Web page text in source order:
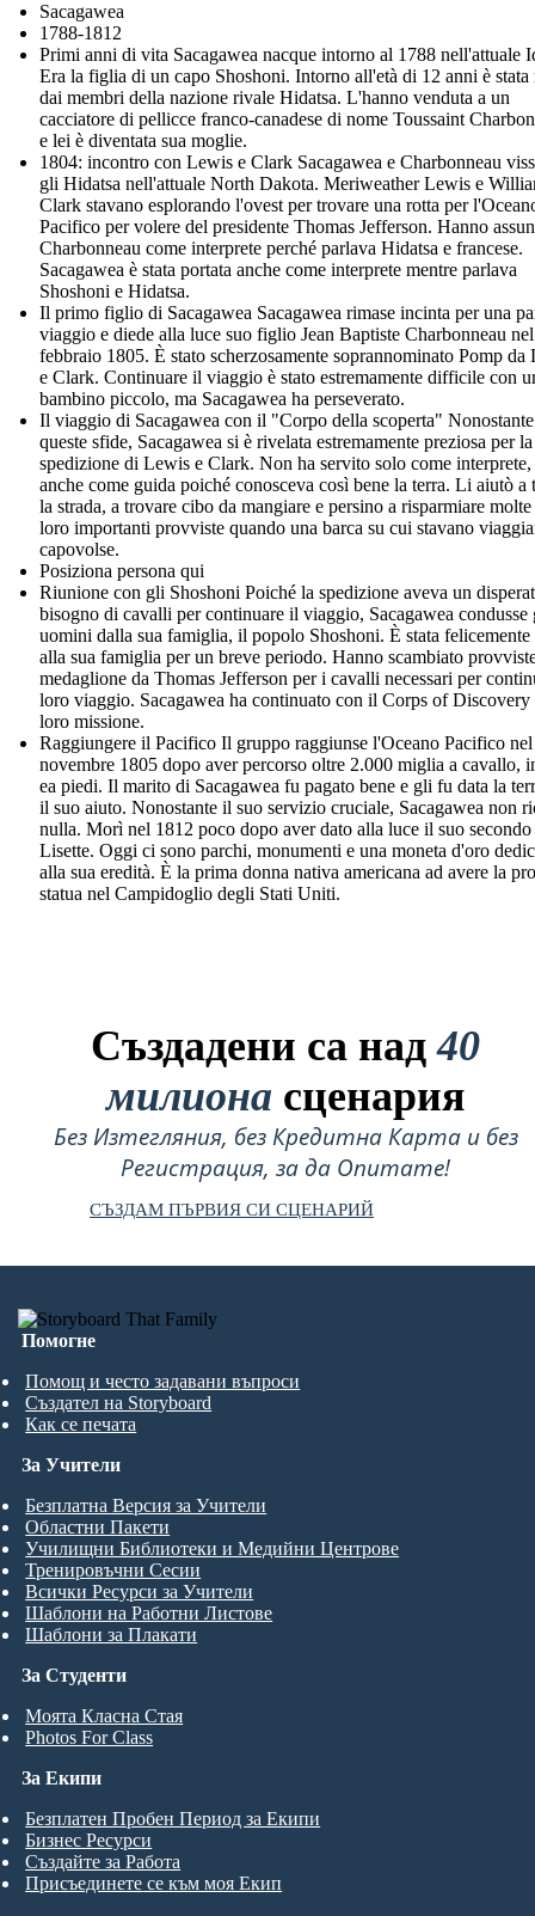
Sacagawea
1788-1812
Primi anni di vita Sacagawea nacque intorno al 1788 nell'attuale
Era la figlia di un capo Shoshoni. Intorno all'età di 12 anni è stata
dai membri della nazione rivale Hidatsa. L'hanno venduta a un
cacciatore di pellicce franco-canadese di nome Toussaint
e lei è diventata sua moglie.
1804: incontro con Lewis e Clark Sacagawea e Charbonneau
gli Hidatsa nell'attuale North Dakota. Meriweather Lewis e
Clark stavano esplorando l'ovest per trovare una rotta per
Pacifico per volere del presidente Thomas Jefferson. Hanno
Charbonneau come interprete perché parlava Hidatsa e francese.
Sacagawea è stata portata anche come interprete mentre parlava
Shoshoni e Hidatsa.
Il primo figlio di Sacagawea Sacagawea rimase incinta per una
viaggio e diede alla luce suo figlio Jean Baptiste Charbonneau nel
febbraio 1805. È stato scherzosamente soprannominato Pomp da
e Clark. Continuare il viaggio è stato estremamente difficile con
bambino piccolo, ma Sacagawea ha perseverato.
Il viaggio di Sacagawea con il "Corpo della scoperta" Nonostante
queste sfide, Sacagawea si è rivelata estremamente preziosa per la
spedizione di Lewis e Clark. Non ha servito solo come interprete,
anche come guida poiché conosceva così bene la terra. Li aiutò a
la strada, a trovare cibo da mangiare e persino a risparmiare
loro importanti provviste quando una barca su cui stavano
capovolse.
Posiziona persona qui
Riunione con gli Shoshoni Poiché la spedizione aveva un
bisogno di cavalli per continuare il viaggio, Sacagawea condusse
uomini dalla sua famiglia, il popolo Shoshoni. È stata
alla sua famiglia per un breve periodo. Hanno scambiato
medaglione da Thomas Jefferson per i cavalli necessari per
loro viaggio. Sacagawea ha continuato con il Corps of Discovery
loro missione.
Raggiungere il Pacifico Il gruppo raggiunse l'Oceano Pacifico nel
novembre 1805 dopo aver percorso oltre 2.000 miglia a cavallo,
ea piedi. Il marito di Sacagawea fu pagato bene e gli fu data la
il suo aiuto. Nonostante il suo servizio cruciale, Sacagawea non
nulla. Morì nel 1812 poco dopo aver dato alla luce il suo
Lisette. Oggi ci sono parchi, monumenti e una moneta d'oro
alla sua eredità. È la prima donna nativa americana ad avere la
statua nel Campidoglio degli Stati Uniti.
Създадени са над40
милиона сценария
Без Изтегляния, без Кредитна Карта и без
Регистрация, за да Опитате!
СЪЗДАМ ПЪРВИЯ СИ СЦЕНАРИЙ
Помогне
Помощ и често задавани въпроси
Създател на Storyboard
Как се печата
За Студенти
Моята Класна Стая
Photos For Class
За Учители
Безплатна Версия за Учители
Областни Пакети
Училищни Библиотеки и Медийни Центрове
Тренировъчни Сесии
Всички Ресурси за Учители
Шаблони на Работни Листове
Шаблони за Плакати
За Екипи
Безплатен Пробен Период за Екипи
Бизнес Ресурси
Създайте за Работа
Присъединете се към моя Екип